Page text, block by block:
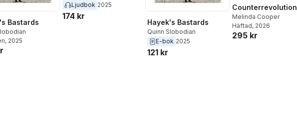
Bastards
, 2025
Ljudbok 2025
174 kr
Hayek's Bastards
Quinn Slobodian
E-bok 2025
121 kr
Counterrevolution
Melinda Cooper
Häftad, 2026
295 kr